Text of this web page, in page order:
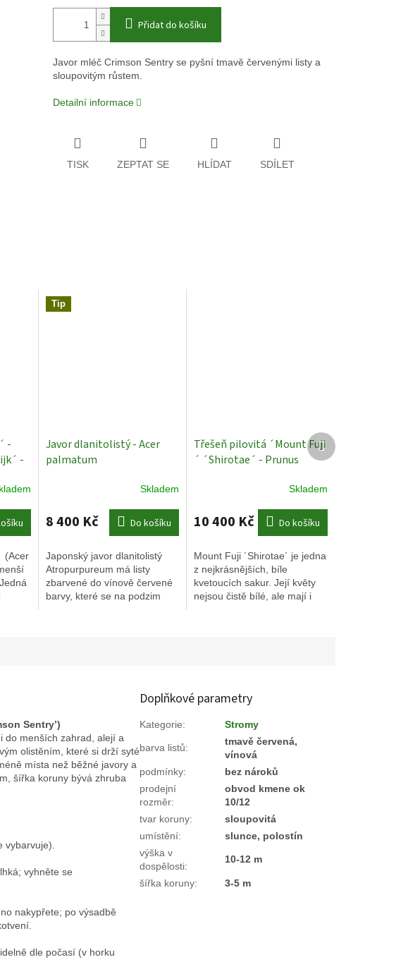
Přidat do košíku
Javor mléč Crimson Sentry se pyšní tmavě červenými listy a
sloupovitým růstem.
Detailní informace
TISK ZEPTAT SE HLÍDAT SDÍLET
-
-
(Acer
Tip
Javor dlanitolistý - Acer
palmatum
Skladem
8 400 Kč Do košíku
Japonský javor dlanitolistý
Atropurpureum má listy
zbarvené do vínově červené
barvy, které se na podzim
Třešeň pilovitá ´Mount Fuji
´ ´Shirotae´ - Prunus
Okrasné stromy -Skladem
10 400 Kč Do košíku
Mount Fuji ´Shirotae´ je jedna
z nejkrásnějších, bíle
kvetoucích sakur. Její květy
nejsou čistě bílé, ale mají i
Další
produkt
Sentry’)
do menších zahrad, alejí a
olistěním, které si drží syté
místa než běžné javory a
šířka koruny bývá zhruba
vybarvuje).
vyhněte se
nakypřete; po výsadbě
dle počasí (v horku
Doplňkové parametry
Kategorie: Stromy
barva listů:
tmavě červená,
vínová
podmínky:
bez nároků
prodejní
rozměr:
obvod kmene ok
10/12
tvar koruny:
sloupovitá
umístění:
slunce, polostín
výška v
dospělosti:
10-12 m
šířka koruny: 3-5 m